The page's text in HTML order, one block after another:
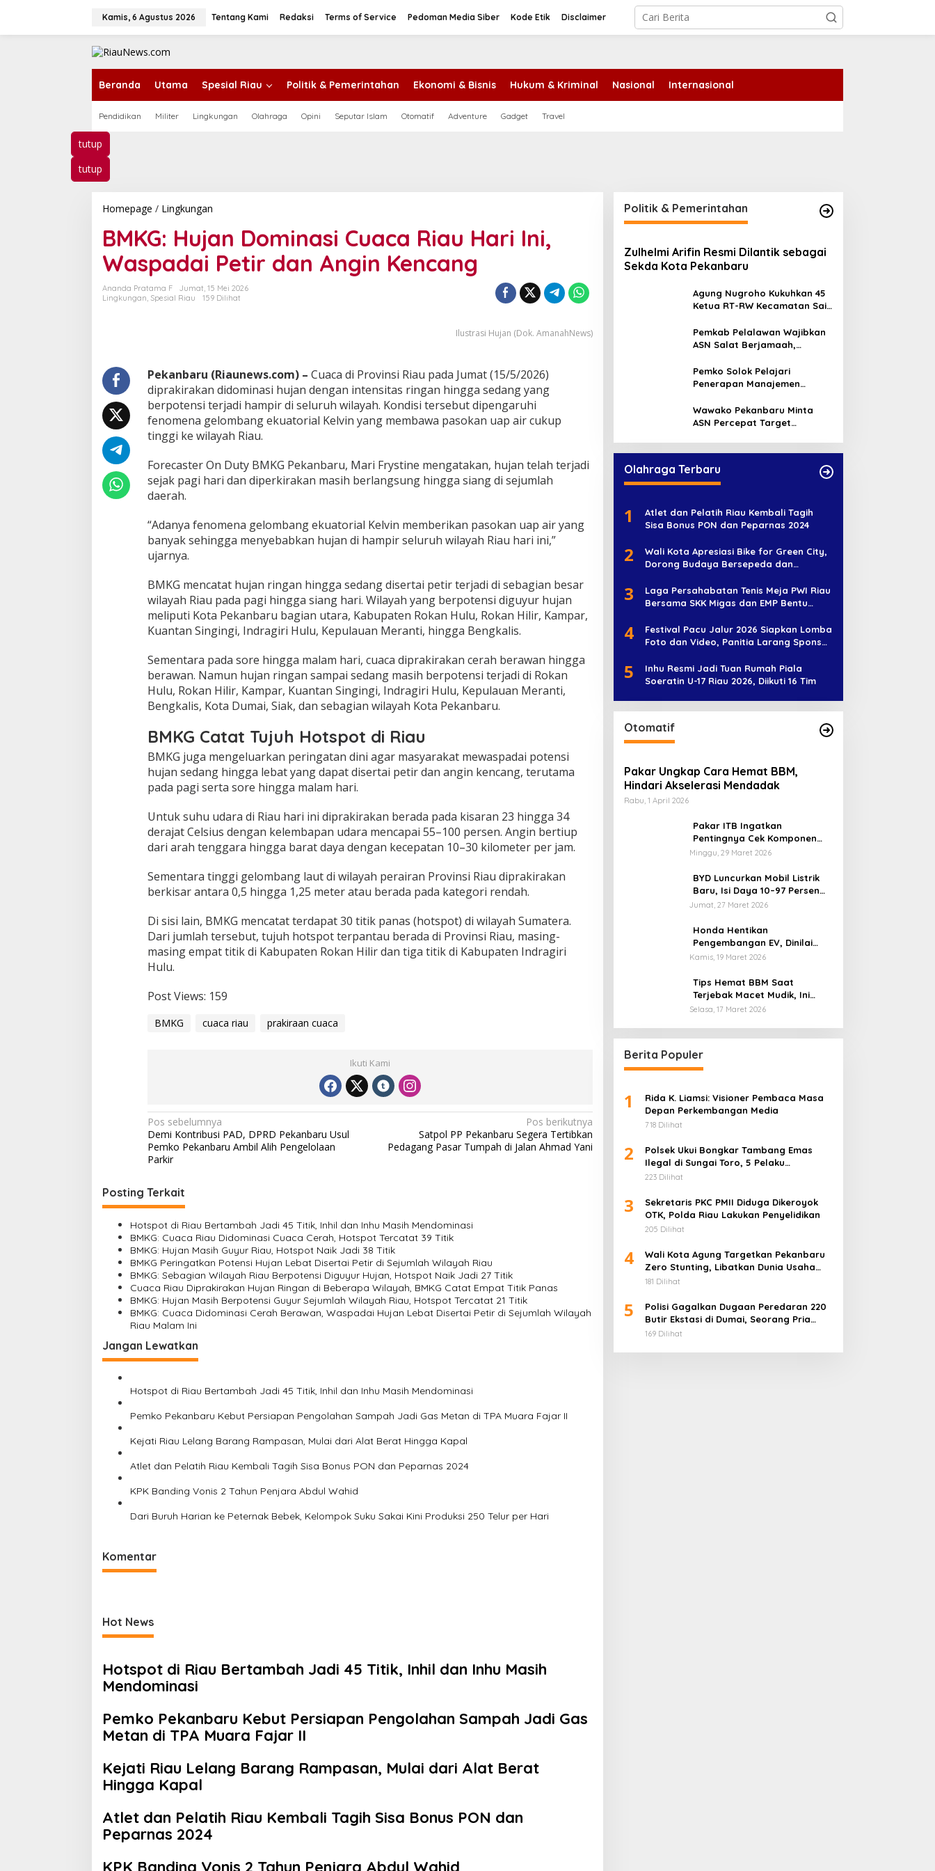
Kamis, 6 Agustus 2026 Tentang Kami Redaksi Terms of Service Pedoman Media Siber Kode Etik Disclaimer
Beranda Utama Spesial Riau Politik & Pemerintahan Ekonomi & Bisnis Hukum & Kriminal Nasional Internasional
Pendidikan Militer Lingkungan Olahraga Opini Seputar Islam Otomatif Adventure Gadget Travel
tutup
tutup
Homepage / Lingkungan
K
G
H
u
j
i
n
a
s
i
C
u
a
c
a
a
H
i
n
i
,
a
s
p
a
d
i
e
t
i
a
n
A
g
n
e
n
c
BMKG: Hujan Dominasi Cuaca Riau Hari Ini,
Waspadai Petir dan Angin Kencang
Ananda Pratama F
Jumat, 15 Mei 2026
Lingkungan, Spesial Riau 159 Dilihat
Ilustrasi Hujan (Dok. AmanahNews)
Pekanbaru (Riaunews.com) – Cuaca di Provinsi Riau pada Jumat (15/5/2026)
diprakirakan didominasi hujan dengan intensitas ringan hingga sedang yang
berpotensi terjadi hampir di seluruh wilayah. Kondisi tersebut dipengaruhi
fenomena gelombang ekuatorial Kelvin yang membawa pasokan uap air cukup
tinggi ke wilayah Riau.
Forecaster On Duty BMKG Pekanbaru, Mari Frystine mengatakan, hujan telah terjadi
sejak pagi hari dan diperkirakan masih berlangsung hingga siang di sejumlah
daerah.
“Adanya fenomena gelombang ekuatorial Kelvin memberikan pasokan uap air yang
banyak sehingga menyebabkan hujan di hampir seluruh wilayah Riau hari ini,”
ujarnya.
BMKG mencatat hujan ringan hingga sedang disertai petir terjadi di sebagian besar
wilayah Riau pada pagi hingga siang hari. Wilayah yang berpotensi diguyur hujan
meliputi Kota Pekanbaru bagian utara, Kabupaten Rokan Hulu, Rokan Hilir, Kampar,
Kuantan Singingi, Indragiri Hulu, Kepulauan Meranti, hingga Bengkalis.
Sementara pada sore hingga malam hari, cuaca diprakirakan cerah berawan hingga
berawan. Namun hujan ringan sampai sedang masih berpotensi terjadi di Rokan
Hulu, Rokan Hilir, Kampar, Kuantan Singingi, Indragiri Hulu, Kepulauan Meranti,
Bengkalis, Kota Dumai, Siak, dan sebagian wilayah Kota Pekanbaru.
BMKG Catat Tujuh Hotspot di Riau
BMKG juga mengeluarkan peringatan dini agar masyarakat mewaspadai potensi
hujan sedang hingga lebat yang dapat disertai petir dan angin kencang, terutama
pada pagi serta sore hingga malam hari.
Untuk suhu udara di Riau hari ini diprakirakan berada pada kisaran 23 hingga 34
derajat Celsius dengan kelembapan udara mencapai 55–100 persen. Angin bertiup
dari arah tenggara hingga barat daya dengan kecepatan 10–30 kilometer per jam.
Sementara tinggi gelombang laut di wilayah perairan Provinsi Riau diprakirakan
berkisar antara 0,5 hingga 1,25 meter atau berada pada kategori rendah.
Di sisi lain, BMKG mencatat terdapat 30 titik panas (hotspot) di wilayah Sumatera.
Dari jumlah tersebut, tujuh hotspot terpantau berada di Provinsi Riau, masing-
masing empat titik di Kabupaten Rokan Hilir dan tiga titik di Kabupaten Indragiri
Hulu.
Post Views: 159
BMKG cuaca riau prakiraan cuaca
Ikuti Kami
N
a
v
i
g
a
s
i
p
o
s
Pos sebelumnya
Demi Kontribusi PAD, DPRD Pekanbaru Usul
Pemko Pekanbaru Ambil Alih Pengelolaan
Parkir
Pos berikutnya
Satpol PP Pekanbaru Segera Tertibkan
Pedagang Pasar Tumpah di Jalan Ahmad Yani
Posting Terkait
Hotspot di Riau Bertambah Jadi 45 Titik, Inhil dan Inhu Masih Mendominasi
BMKG: Cuaca Riau Didominasi Cuaca Cerah, Hotspot Tercatat 39 Titik
BMKG: Hujan Masih Guyur Riau, Hotspot Naik Jadi 38 Titik
BMKG Peringatkan Potensi Hujan Lebat Disertai Petir di Sejumlah Wilayah Riau
BMKG: Sebagian Wilayah Riau Berpotensi Diguyur Hujan, Hotspot Naik Jadi 27 Titik
Cuaca Riau Diprakirakan Hujan Ringan di Beberapa Wilayah, BMKG Catat Empat Titik Panas
BMKG: Hujan Masih Berpotensi Guyur Sejumlah Wilayah Riau, Hotspot Tercatat 21 Titik
BMKG: Cuaca Didominasi Cerah Berawan, Waspadai Hujan Lebat Disertai Petir di Sejumlah Wilayah
Riau Malam Ini
Jangan Lewatkan
Hotspot di Riau Bertambah Jadi 45 Titik, Inhil dan Inhu Masih Mendominasi
Pemko Pekanbaru Kebut Persiapan Pengolahan Sampah Jadi Gas Metan di TPA Muara Fajar II
Kejati Riau Lelang Barang Rampasan, Mulai dari Alat Berat Hingga Kapal
Atlet dan Pelatih Riau Kembali Tagih Sisa Bonus PON dan Peparnas 2024
KPK Banding Vonis 2 Tahun Penjara Abdul Wahid
Dari Buruh Harian ke Peternak Bebek, Kelompok Suku Sakai Kini Produksi 250 Telur per Hari
Komentar
Hot News
Hotspot di Riau Bertambah Jadi 45 Titik, Inhil dan Inhu Masih
Mendominasi
Pemko Pekanbaru Kebut Persiapan Pengolahan Sampah Jadi Gas
Metan di TPA Muara Fajar II
Kejati Riau Lelang Barang Rampasan, Mulai dari Alat Berat
Hingga Kapal
Atlet dan Pelatih Riau Kembali Tagih Sisa Bonus PON dan
Peparnas 2024
KPK Banding Vonis 2 Tahun Penjara Abdul Wahid
Politik & Pemerintahan
Zulhelmi Arifin Resmi Dilantik sebagai
Sekda Kota Pekanbaru
Agung Nugroho Kukuhkan 45
Ketua RT-RW Kecamatan Sail,
Warga
Pemkab Pelalawan Wajibkan
ASN Salat Berjamaah,
Jadi Empat Kali
Pemko Solok Pelajari
Penerapan Manajemen
Wawako Pekanbaru Minta
ASN Percepat Target
Olahraga Terbaru
1
Atlet dan Pelatih Riau Kembali Tagih
Sisa Bonus PON dan Peparnas 2024
2
Wali Kota Apresiasi Bike for Green City,
Dorong Budaya Bersepeda dan
3
Laga Persahabatan Tenis Meja PWI Riau
Bersama SKK Migas dan EMP Bentu
4
Festival Pacu Jalur 2026 Siapkan Lomba
Foto dan Video, Panitia Larang Sponsor
5
Inhu Resmi Jadi Tuan Rumah Piala
Soeratin U-17 Riau 2026, Diikuti 16 Tim
Otomatif
Pakar Ungkap Cara Hemat BBM,
Hindari Akselerasi Mendadak
Rabu, 1 April 2026
Pakar ITB Ingatkan
Pentingnya Cek Komponen
Kendaraan Usai Mudik
Minggu, 29 Maret 2026
BYD Luncurkan Mobil Listrik
Baru, Isi Daya 10–97 Persen
Hanya 9 Menit
Jumat, 27 Maret 2026
Honda Hentikan
Pengembangan EV, Dinilai
Kian Tertinggal di Industri
Kamis, 19 Maret 2026
Tips Hemat BBM Saat
Terjebak Macet Mudik, Ini
Saran Pakar ITB
Selasa, 17 Maret 2026
Berita Populer
1
Rida K. Liamsi: Visioner Pembaca Masa
Depan Perkembangan Media
718 Dilihat
2
Polsek Ukui Bongkar Tambang Emas
Ilegal di Sungai Toro, 5 Pelaku
Diamankan
223 Dilihat
3
Sekretaris PKC PMII Diduga Dikeroyok
OTK, Polda Riau Lakukan Penyelidikan
205 Dilihat
4
Wali Kota Agung Targetkan Pekanbaru
Zero Stunting, Libatkan Dunia Usaha
Penuhi Gizi Anak
181 Dilihat
5
Polisi Gagalkan Dugaan Peredaran 220
Butir Ekstasi di Dumai, Seorang Pria
Ditangkap
169 Dilihat